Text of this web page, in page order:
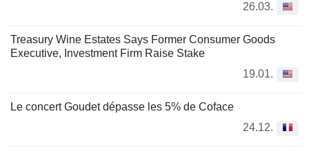
26.03.
Treasury Wine Estates Says Former Consumer Goods
Executive, Investment Firm Raise Stake
19.01.
Le concert Goudet dépasse les 5% de Coface
24.12.